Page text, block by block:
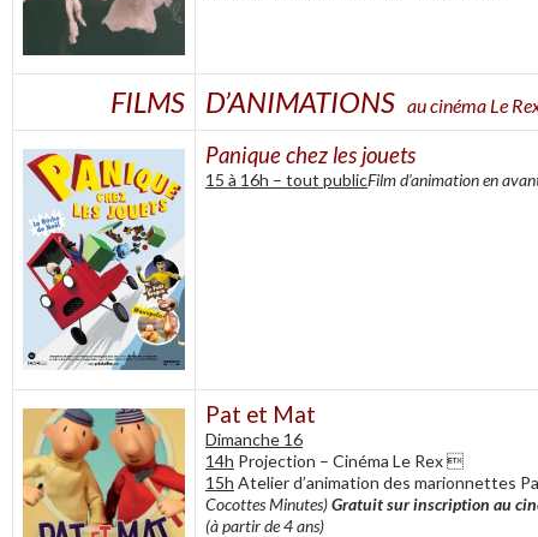
FILMS D’ANIMATIONS au cinéma Le
Panique chez les
15 à 16h – tout publicFilm d’animation en
Pat et Mat
Dimanche 16
14h Projection – Cinéma Le Rex 
15h Atelier d’animation des marionnettes
Cocottes Minutes)Gratuit sur inscription au
(à partir de 4 ans)